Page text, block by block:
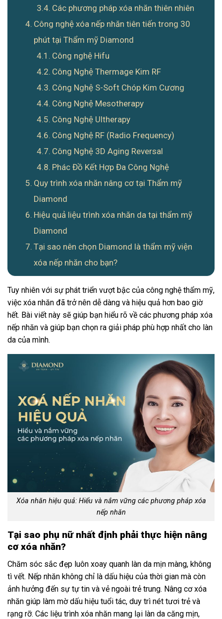
Các phương pháp xóa nhăn thiên nhiên
Công nghệ xóa nếp nhăn tiên tiến trong 30
phút tại Thẩm mỹ Diamond
Công nghệ Hifu
Công Nghệ Thermage Kim RF
Công Nghệ S-Soft Chóp Kim Cương
Công Nghệ Mesotherapy
Công Nghệ Ultherapy
Công Nghệ RF (Radio Frequency)
Công Nghệ 3D Aging Reversal
Phác Đồ Kết Hợp Đa Công Nghệ
Quy trình xóa nhăn nâng cơ tại Thẩm mỹ
Diamond
Hiệu quả liệu trình xóa nhăn da tại thẩm mỹ
Diamond
Tại sao nên chọn Diamond là thẩm mỹ viện
xóa nếp nhăn cho bạn?
Tuy nhiên với sự phát triển vượt bậc của công nghệ thẩm mỹ,
việc xóa nhăn đã trở nên dễ dàng và hiệu quả hơn bao giờ
hết. Bài viết này sẽ giúp bạn hiểu rõ về các phương pháp xóa
nếp nhăn và giúp bạn chọn ra giải pháp phù hợp nhất cho làn
da của mình.
Xóa nhăn hiệu quả: Hiểu và nắm vững các phương pháp xóa
nếp nhăn
Tại sao phụ nữ nhất định phải thực hiện nâng
cơ xóa nhăn?
Chăm sóc sắc đẹp luôn xoay quanh làn da mịn màng, không
tì vết. Nếp nhăn không chỉ là dấu hiệu của thời gian mà còn
ảnh hưởng đến sự tự tin và vẻ ngoài trẻ trung. Nâng cơ xóa
nhăn giúp làm mờ dấu hiệu tuổi tác, duy trì nét tươi trẻ và
rạng rỡ. Các liệu trình xóa nhăn mang lại làn da căng mịn,